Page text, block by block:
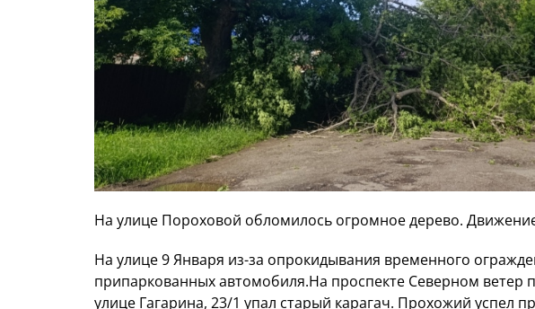
На улице Пороховой обломилось огромное дерево.
На улице 9 Января из-за опрокидывания временного
припаркованных автомобиля.На проспекте Северном ветер
улице Гагарина, 23/1 упал старый карагач. Прохожий успел